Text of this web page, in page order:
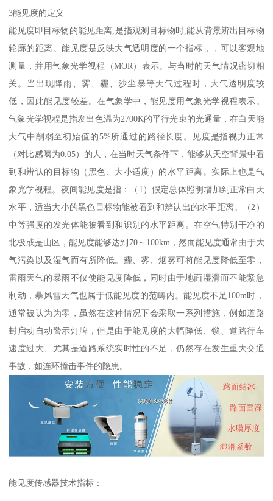
3能见度的定义
能见度即目标物的能见距离,是指观测目标物时,能从背景辨出目标物
轮廓的距离。能见度是反映大气透明度的一个指标，，可以客观地
测量，并用气象光学视程（MOR）表示。与当时的天气情况密切相
关。当出现降雨、雾、霾、沙尘暴等天气过程时，大气透明度较
低，因此能见度较差。在气象学中，能见度用气象光学视程表示。
气象光学视程是指发出色温为2700K的平行光束的光通量，在白天能
大气中削弱至初始值的5%所通过的路径长度。见度是指视力正常
（对比感阈为0.05）的人，在当时天气条件下，能够从天空背景中看
到和辨认的目标物（黑色、大小适度）的水平距离。实际上也是气
象光学视程。夜间能见度是指：（1）假定总体照明增加到正常白天
水平，适当大小的黑色目标物能被看到和辨认出的水平距离。（2）
中等强度的发光体能被看到和识别的水平距离。在空气特别干净的
北极或是山区，能见度能够达到70～100km，然而能见度通常由于大
气污染以及湿气而有所降低。霾、雾、烟雾可将能见度降低至零，
雷雨天气的暴雨不仅使能见度降低，同时由于地面湿滑而不能紧急
制动，暴风雪天气也属于低能见度的范畴内。能见度不足100m时，
通常被认为为零，虽然在这种情况下会采取一系列措施，例如道路
封启动自动警示灯牌，但是由于能见度的大幅降低、锁、道路行车
速度过大、尤其是道路系统实时性的不足，仍然存在发生重大交通
事故，如连环撞击事件的隐患。
能见度传感器技术指标：